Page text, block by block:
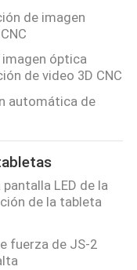
de imagen
óptica
de video 3D CNC
automática de
LED de la
de la tableta
fuerza de JS-2